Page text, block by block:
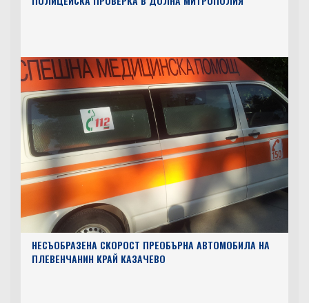
НЕСЪОБРАЗЕНА СКОРОСТ ПРЕОБЪРНА АВТОМОБИЛА НА
ПЛЕВЕНЧАНИН КРАЙ КАЗАЧЕВО